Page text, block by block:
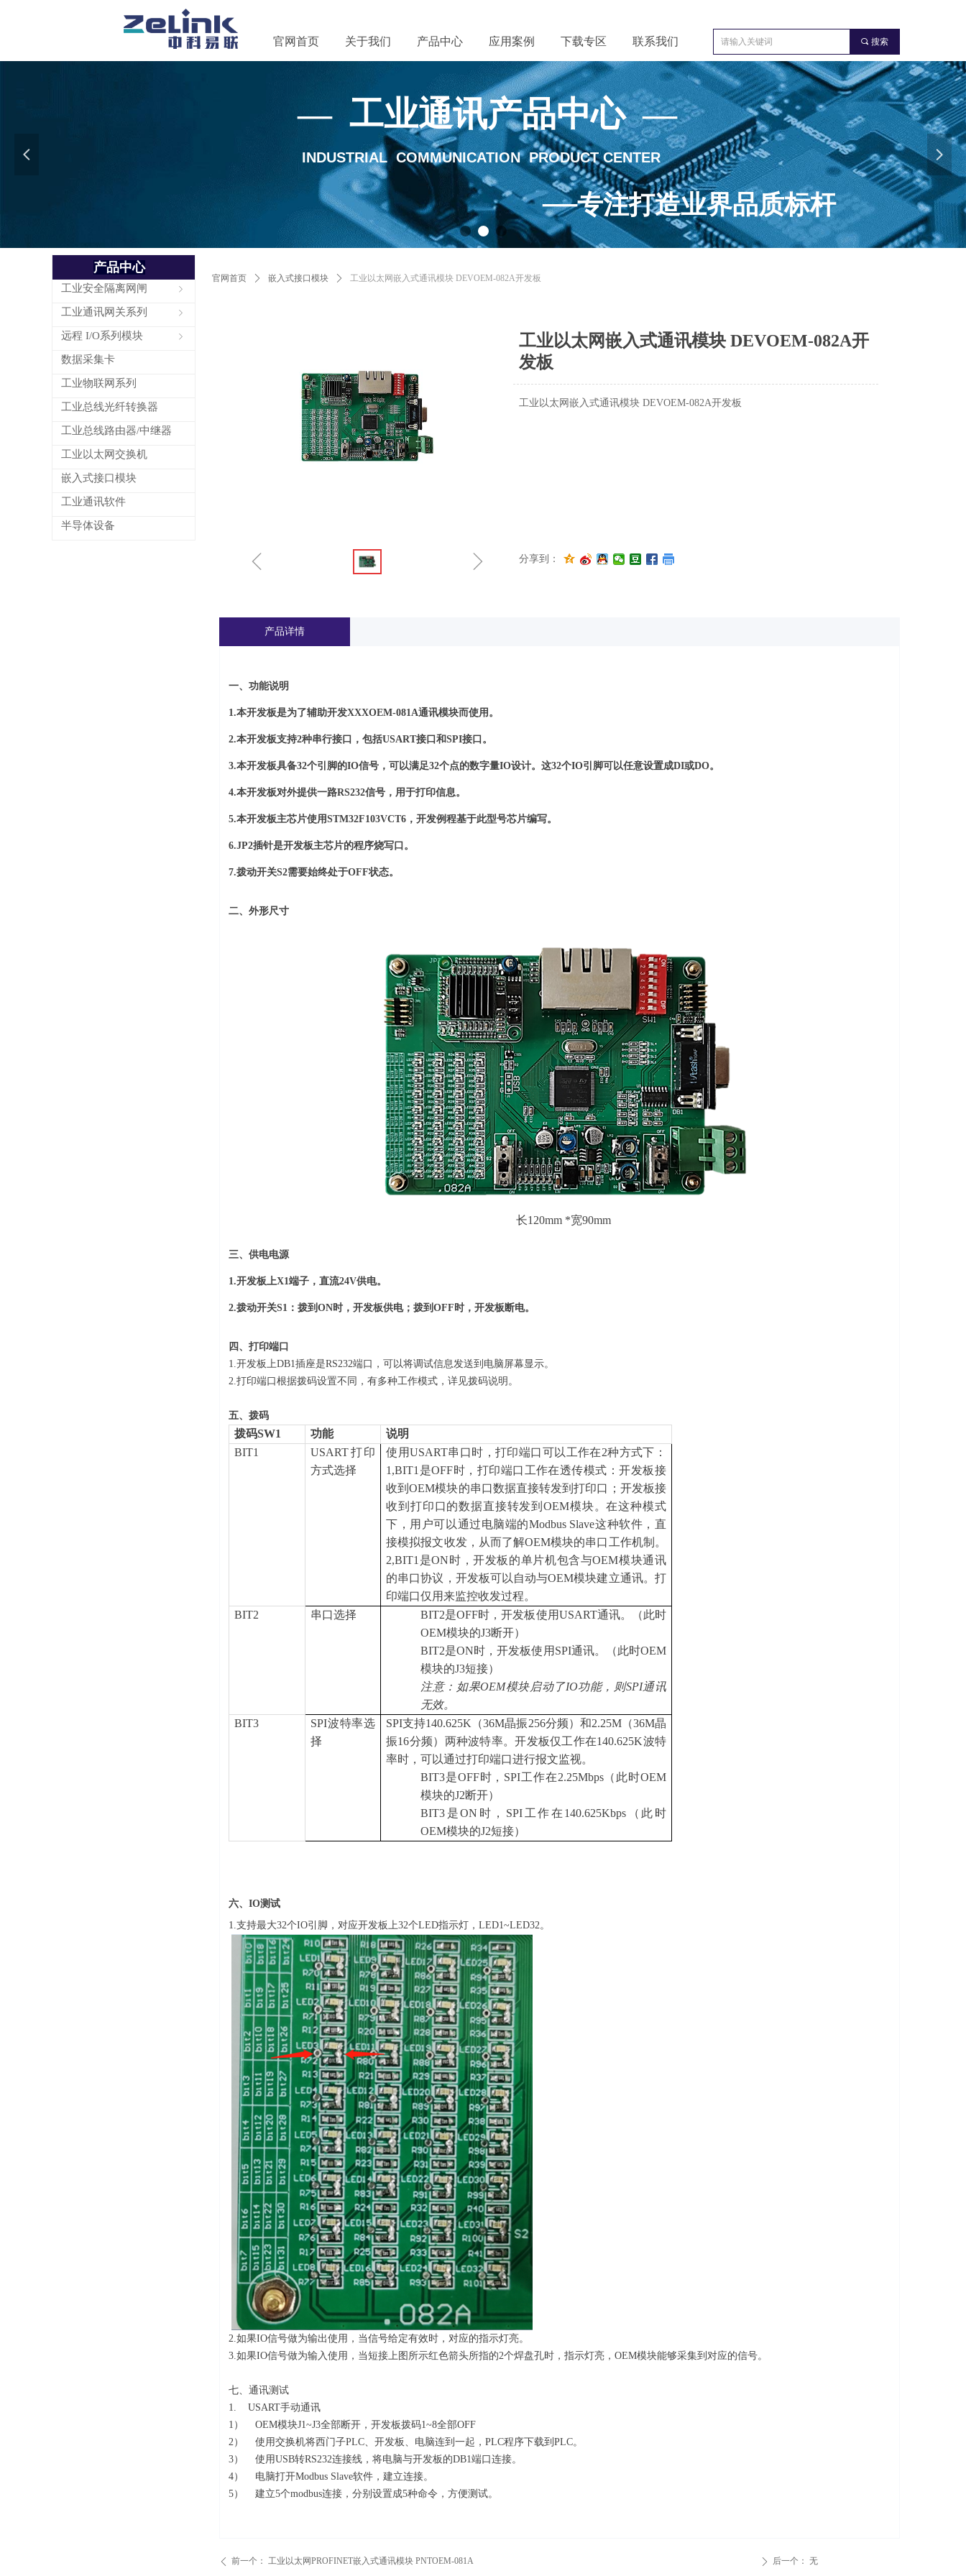
끠 搜索
— 工业通讯产品中心 —
INDUSTRIAL COMMUNICATION PRODUCT CENTER
—专注打造业界品质标杆
넳 넲
官网首页 关于我们 产品中心 应用案例 下载专区 联系我们
官网首页 ꄲ 嵌入式接口模块 ꄲ 工业以太网嵌入式通讯模块 DEVOEM-082A开发板
ꁆ ꁇ
工业以太网嵌入式通讯模块 DEVOEM-082A开发板
工业以太网嵌入式通讯模块 DEVOEM-082A开
发板
产品详情
一、功能说明
1.本开发板是为了辅助开发XXXOEM-081A通讯模块而使用。
2.本开发板支持2种串行接口，包括USART接口和SPI接口。
3.本开发板具备32个引脚的IO信号，可以满足32个点的数字量IO设计。这32个IO引脚可以任意设置成DI或DO。
4.本开发板对外提供一路RS232信号，用于打印信息。
5.本开发板主芯片使用STM32F103VCT6，开发例程基于此型号芯片编写。
6.JP2插针是开发板主芯片的程序烧写口。
7.拨动开关S2需要始终处于OFF状态。
二、外形尺寸
长120mm *宽90mm
三、供电电源
1.开发板上X1端子，直流24V供电。
2.拨动开关S1：拨到ON时，开发板供电；拨到OFF时，开发板断电。
四、打印端口
1.开发板上DB1插座是RS232端口，可以将调试信息发送到电脑屏幕显示。
2.打印端口根据拨码设置不同，有多种工作模式，详见拨码说明。
五、拨码
拨码SW1 功能
说明
BIT1
USART打印
方式选择
使用USART串口时，打印端口可以工作在2种方式下：
1,BIT1 是OFF时，打印端口工作在透传模式：开发板接
收到OEM模块的串口数据直接转发到打印口；开发板接
收到打印口的数据直接转发到OEM模块。在这种模式
下，用户可以通过电脑端的Modbus Slave这种软件，直
接模拟报文收发，从而了解OEM模块的串口工作机制。
2,BIT1 是ON时，开发板的单片机包含与OEM模块通讯
的串口协议，开发板可以自动与OEM模块建立通讯。打
印端口仅用来监控收发过程。
BIT2
串口选择 BIT2是OFF时，开发板使用USART通讯。（此时
OEM模块的J3断开）
BIT2是ON时，开发板使用SPI通讯。（此时OEM
模块的J3短接）
注意：如果OEM模块启动了IO功能，则SPI通讯
无效。
BIT3
SPI波特率选
择
SPI支持140.625K（36M晶振256分频）和2.25M（36M晶
振16分频）两种波特率。开发板仅工作在140.625K波特
率时，可以通过打印端口进行报文监视。
BIT3是OFF时，SPI工作在2.25Mbps（此时OEM
模块的J2断开）
BIT3 是ON时，SPI工作在140.625Kbps（此时
OEM模块的J2短接）
六、IO测试
1.支持最大32个IO引脚，对应开发板上32个LED指示灯，LED1~LED32。
2.如果IO信号做为输出使用，当信号给定有效时，对应的指示灯亮。
3.如果IO信号做为输入使用，当短接上图所示红色箭头所指的2个焊盘孔时，指示灯亮，OEM模块能够采集到对应的信号。
七、通讯测试
1. USART手动通讯
1） OEM模块J1~J3全部断开，开发板拨码1~8全部OFF
2） 使用交换机将西门子PLC、开发板、电脑连到一起，PLC程序下载到PLC。
3） 使用USB转RS232连接线，将电脑与开发板的DB1端口连接。
4） 电脑打开Modbus Slave软件，建立连接。
5） 建立5个modbus连接，分别设置成5种命令，方便测试。
ꄴ 前一个： 工业以太网PROFINET嵌入式通讯模块 PNTOEM-081A ꄲ 后一个： 无
分享到：
全部分类
ꁇ
工业安全隔离网闸
ꁇ
工业通讯网关系列
ꁇ
远程 I/O系列模块
数据采集卡
工业物联网系列
工业总线光纤转换器
工业总线路由器/中继器
工业以太网交换机
嵌入式接口模块
工业通讯软件
半导体设备
产品中心